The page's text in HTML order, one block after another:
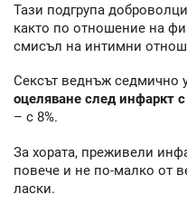
Тази подгрупа
както по отношение на
смисъл на интимни
Сексът веднъж седмично
оцеляване след инфаркт
– с 8%.
За хората, преживели
повече и не по-малко от
ласки.